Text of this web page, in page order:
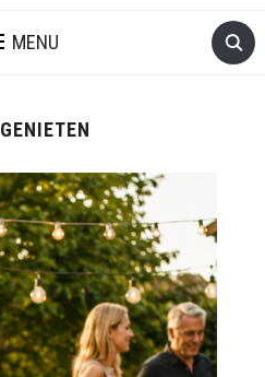
MENU
GENIETEN